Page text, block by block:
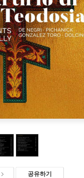
공유하기